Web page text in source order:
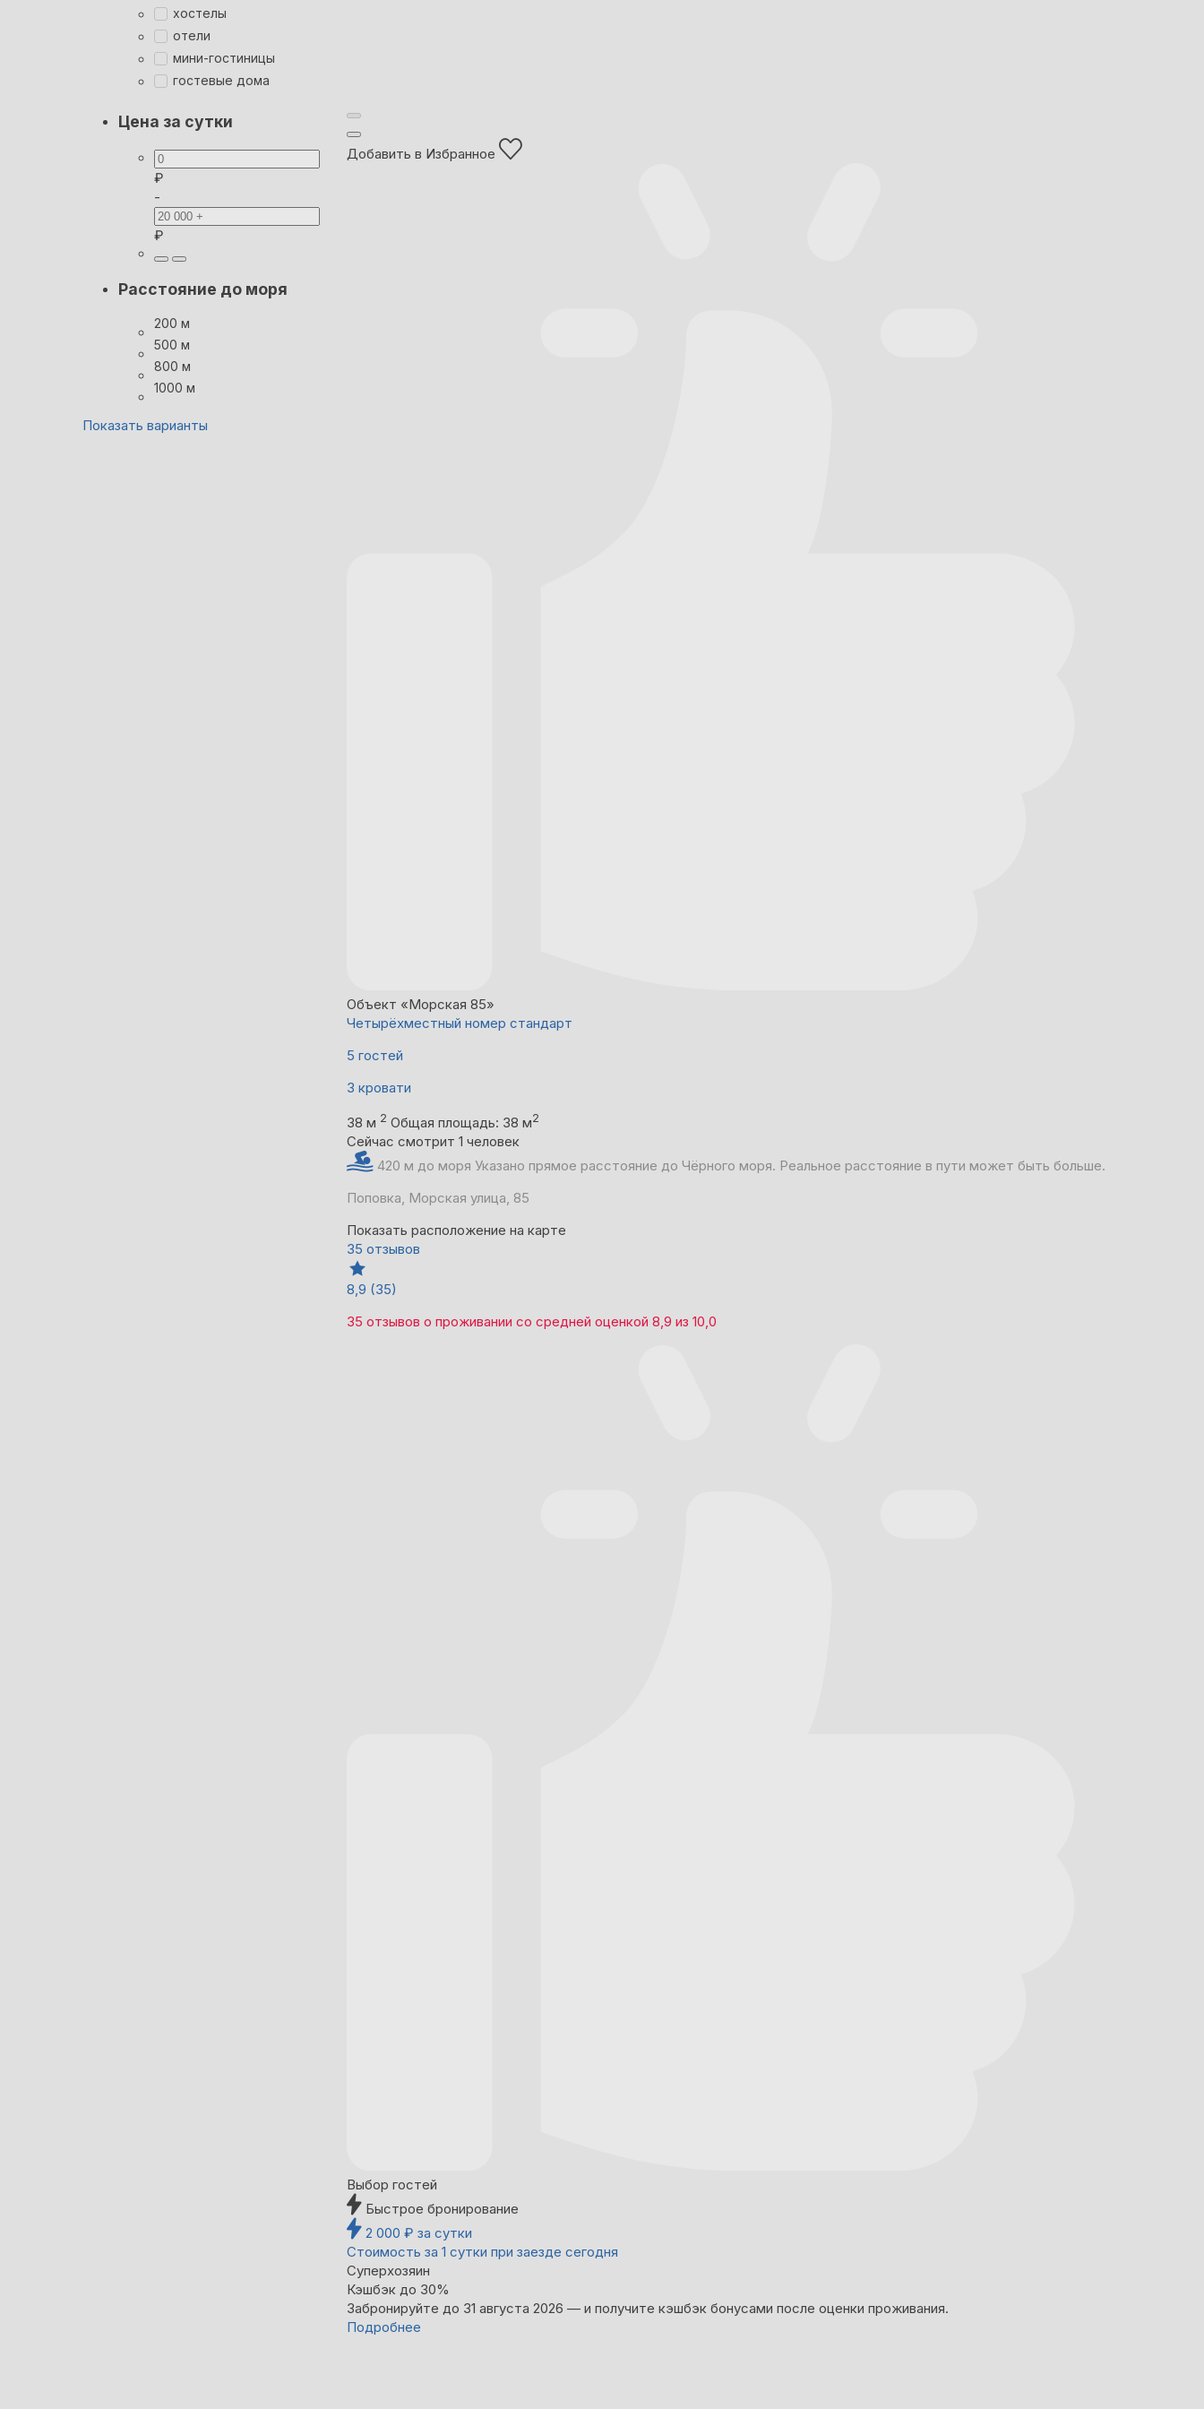
хостелы
отели
мини-гостиницы
гостевые дома
Цена за сутки
₽
-
₽
Расстояние до моря
200 м
500 м
800 м
1000 м
Показать варианты
Добавить в Избранное
Объект «Морская 85»
Четырёхместный номер стандарт
5 гостей
3 кровати
38 м 2 Общая площадь: 38 м2
Сейчас смотрит 1 человек
420 м до моря Указано прямое расстояние до Чёрного моря. Реальное расстояние в пути может быть больше.
Поповка, Морская улица, 85
Показать расположение на карте
35 отзывов
8,9 (35)
35 отзывов о проживании со средней оценкой 8,9 из 10,0
Выбор гостей
Быстрое бронирование
2 000 ₽ за сутки
Стоимость за 1 сутки при заезде сегодня
Суперхозяин
Кэшбэк до 30%
Забронируйте до 31 августа 2026 — и получите кэшбэк бонусами после оценки проживания.
Подробнее